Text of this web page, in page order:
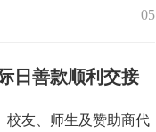
05
日善款顺利交接
校友、师生及赞助商代